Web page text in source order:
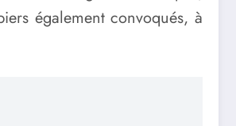
également convoqués, à